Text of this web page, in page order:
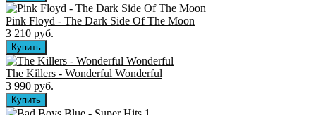
Pink Floyd - The Dark Side Of The Moon
3 210 руб.
The Killers ‎- Wonderful Wonderful
3 990 руб.